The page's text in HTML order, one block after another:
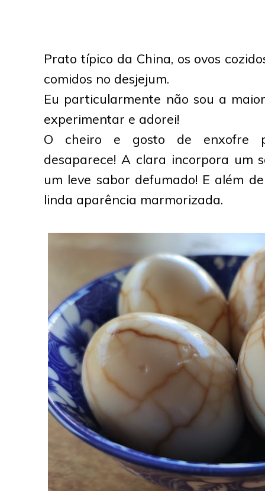
Prato típico da China, os ovos
comidos no desjejum.
Eu particularmente não sou a
experimentar e adorei!
O cheiro e gosto de enxofre
desaparece! A clara incorpora um
um leve sabor defumado! E além
linda aparência marmorizada.